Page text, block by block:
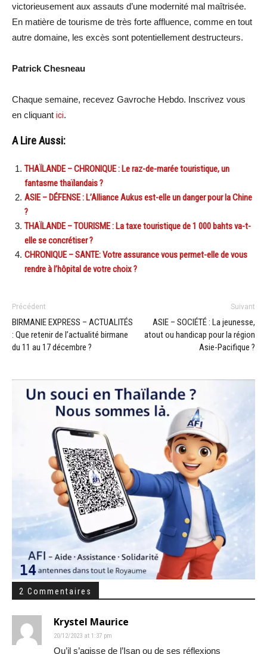
victorieusement aux assauts d’une modernité mal maîtrisée.
En matière de tourisme de très forte affluence, comme en tout
autre domaine, les excès sont potentiellement destructeurs.
Patrick Chesneau
Chaque semaine, recevez Gavroche Hebdo. Inscrivez vous
en cliquant ici.
A Lire Aussi:
THAÏLANDE – CHRONIQUE : Le raz-de-marée touristique, un
fantasme thaïlandais ?
ASIE – DÉFENSE : L’Alliance Aukus est-elle un danger pour la Chine
?
THAÏLANDE – TOURISME : La taxe touristique de 1 000 bahts va-t-
elle se concrétiser ?
CHRONIQUE – SANTE: Votre assurance vous permet-elle de vous
rendre à l’hôpital de votre choix ?
Précédent
BIRMANIE EXPRESS – ACTUALITÉS
: Que retenir de l’actualité birmane
du 11 au 17 décembre ?
Suivant
ASIE – SOCIÉTÉ : La jeunesse,
atout ou handicap pour la région
Asie-Pacifique ?
2 Commentaires
Krystel Maurice
20/12/2023 at 1:37 pm
Qu’il s’agisse de l’Isan ou de ses réflexions